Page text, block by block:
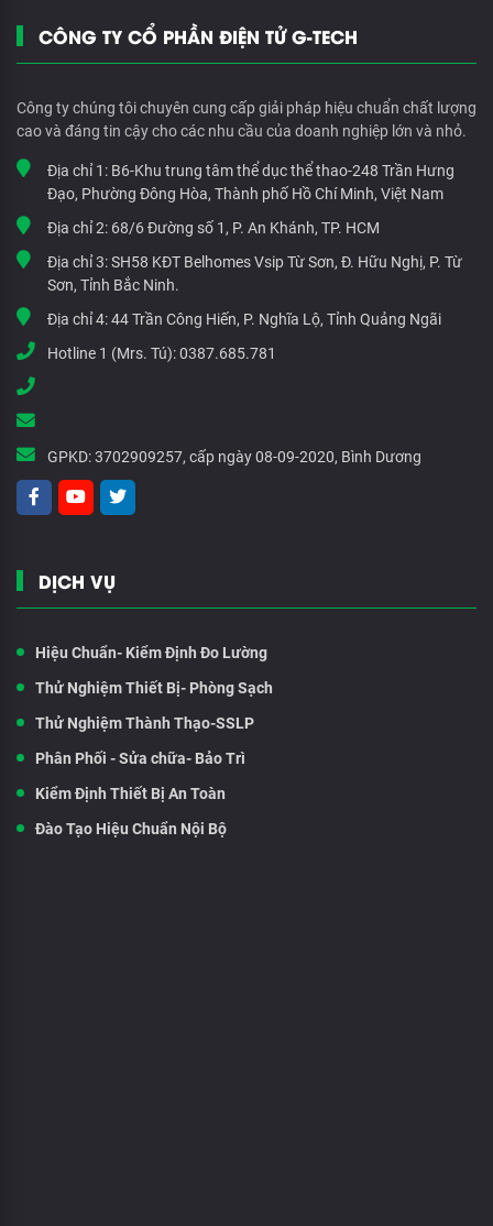
CÔNG TY CỔ PHẦN ĐIỆN TỬ G-TECH
Công ty chúng tôi chuyên cung cấp giải pháp hiệu chuẩn chất lượng
cao và đáng tin cậy cho các nhu cầu của doanh nghiệp lớn và nhỏ.
Địa chỉ 1: B6-Khu trung tâm thể dục thể thao-248 Trần Hưng
Đạo, Phường Đông Hòa, Thành phố Hồ Chí Minh, Việt Nam
Địa chỉ 2: 68/6 Đường số 1, P. An Khánh, TP. HCM
Địa chỉ 3:SH58 KĐT Belhomes Vsip Từ Sơn, Đ. Hữu Nghị, P. Từ
Sơn, Tỉnh Bắc Ninh.
Địa chỉ 4:44 Trần Công Hiến, P. Nghĩa Lộ, Tỉnh Quảng Ngãi
Hotline 1 (Mrs. Tú):0387.685.781
GPKD:3702909257, cấp ngày 08-09-2020, Bình Dương
DỊCH VỤ
Hiệu Chuẩn- Kiểm Định Đo Lường
Thử Nghiệm Thiết Bị- Phòng Sạch
Thử Nghiệm Thành Thạo-SSLP
Phân Phối - Sửa chữa- Bảo Trì
Kiểm Định Thiết Bị An Toàn
Đào Tạo Hiệu Chuẩn Nội Bộ